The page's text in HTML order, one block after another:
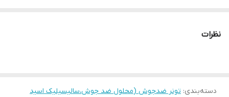
نظرات
دسته‌بندی: تونر ضدجوش (محلول ضد جوش،سالیسیلیک اسید